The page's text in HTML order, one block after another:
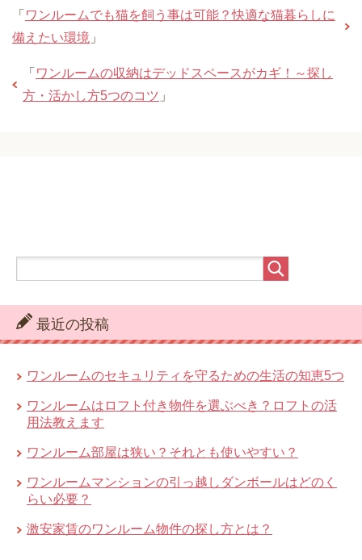
「 ワンルームでも猫を飼う事は可能？快適な猫暮らしに
備えたい環境 」
「 ワンルームの収納はデッドスペースがカギ！～探し
方・活かし方5つのコツ 」
最近の投稿
ワンルームのセキュリティを守るための生活の知恵5つ
ワンルームはロフト付き物件を選ぶべき？ロフトの活
用法教えます
ワンルーム部屋は狭い？それとも使いやすい？
ワンルームマンションの引っ越しダンボールはどのく
らい必要？
激安家賃のワンルーム物件の探し方とは？